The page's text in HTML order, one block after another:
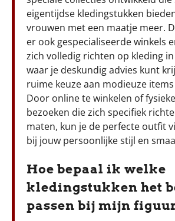
eigentijdse kledingstukken
vrouwen met een maatje meer.
er ook gespecialiseerde winkels
zich volledig richten op kleding
waar je deskundig advies kunt
ruime keuze aan modieuze
Door online te winkelen of
bezoeken die zich specifiek
maten, kun je de perfecte outfit
bij jouw persoonlijke stijl en
Hoe bepaal ik welke
kledingstukken het
passen bij mijn